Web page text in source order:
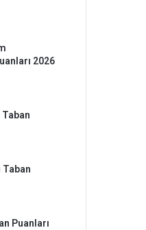
2026
Taban
Puanları